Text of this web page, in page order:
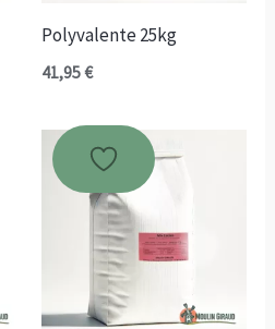
Polyvalente 25kg
41,95€